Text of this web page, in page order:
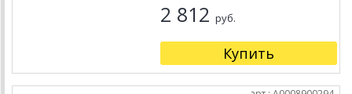
2 812 руб.
Купить